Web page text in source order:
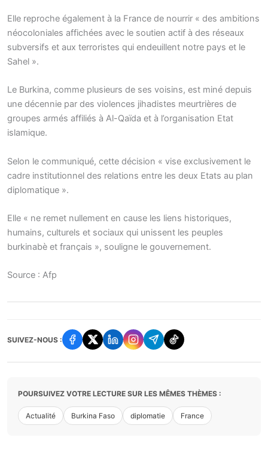
Elle reproche également à la France de nourrir « des ambitions
néocoloniales affichées avec le soutien actif à des réseaux
subversifs et aux terroristes qui endeuillent notre pays et le
Sahel ».
Le Burkina, comme plusieurs de ses voisins, est miné depuis
une décennie par des violences jihadistes meurtrières de
groupes armés affiliés à Al-Qaïda et à l’organisation Etat
islamique.
Selon le communiqué, cette décision « vise exclusivement le
cadre institutionnel des relations entre les deux Etats au plan
diplomatique ».
Elle « ne remet nullement en cause les liens historiques,
humains, culturels et sociaux qui unissent les peuples
burkinabè et français », souligne le gouvernement.
Source : Afp
SUIVEZ-NOUS :
POURSUIVEZ VOTRE LECTURE SUR LES MÊMES THÈMES :
Actualité Burkina Faso diplomatie France